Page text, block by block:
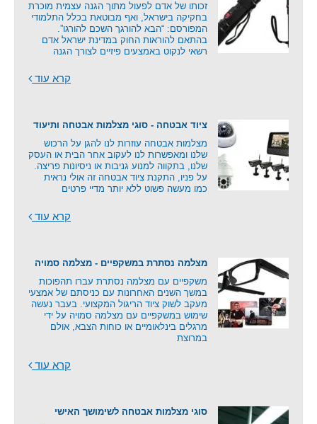
זכותו של אדם לפעול מתוך הגנה עצמית מוכרת
בחקיקה בישראל, ואף מבוטאת בכלל התלמודי
המפורסם: “הבא להורגך השכם להורגו”.
בהתאם להוראות החוק במדינת ישראל אדם
רשאי לנקוט באמצעים פיזיים לצורך הגנה
קרא עוד
ציוד אבטחה - סוגי מצלמות אבטחה ותיעוד
מצלמות אבטחה עוזרות לנו להגן על הרכוש
שלנו ומאפשרות לנו לעקוב אחר הבית או העסק
שלנו, בתקווה למנוע גניבות או ניסיונות פריצה.
על פניו, התקנת ציוד אבטחה זה אולי נראית
כמו מעשה פשוט ללא יותר מדיי פרטים
קרא עוד
מצלמה נסתרת במשקפיים - מצלמה סמויה
משקפיים עם מצלמה נסתרת עברו תהפוכות
במשך השנים האחרונות עם כניסתם של אמצעי
מעקב לשוק ציוד הריגול המקצועי. בעבר נעשה
שימוש במשקפיים עם מצלמה סמויה על ידי
מרגלים בינלאומיים או כוחות הצבא, אולם
במרוצת
קרא עוד
סוגי מצלמות אבטחה לשימושך האישי